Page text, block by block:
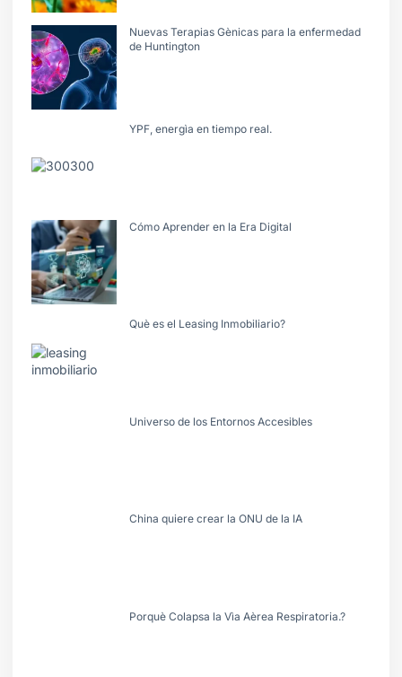
Nuevas Terapias Gènicas para la enfermedad
de Huntington
YPF, energìa en tiempo real.
Cómo Aprender en la Era Digital
Què es el Leasing Inmobiliario?
Universo de los Entornos Accesibles
China quiere crear la ONU de la IA
Porquè Colapsa la Vìa Aèrea Respiratoria.?